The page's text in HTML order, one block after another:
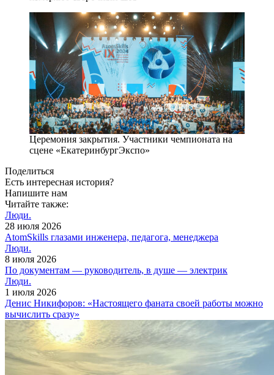
Церемония закрытия. Участники чемпионата на
сцене «Екатеринбург­Экспо»
Поделиться
Есть интересная история?
Напишите нам
Читайте также:
Люди.
28 июля 2026
AtomSkills глазами инженера, педагога, менеджера
Люди.
8 июля 2026
По документам — руководитель, в душе — электрик
Люди.
1 июля 2026
Денис Никифоров: «Настоящего фаната своей работы можно
вычислить сразу»